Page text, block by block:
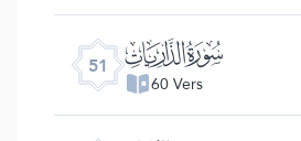
51 ﯠ
60 Vers